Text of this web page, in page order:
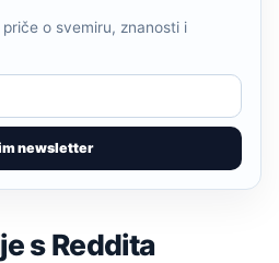
newsletter
o svemiru, znanosti i
s Reddita